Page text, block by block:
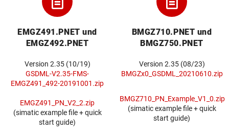
EMGZ491.PNET und
EMGZ492.PNET
Version 2.35 (10/19)
GSDML-V2.35-FMS-
EMGZ491_492-20191001.zip
EMGZ491_PN_V2_2.zip
(simatic example file + quick
start guide)
BMGZ710.PNET und
BMGZ750.PNET
Version 2.35 (08/23)
BMGZx0_GSDML_20210610.zip
BMGZ710_PN_Example_V1_0.zip
(simatic example file + quick
start guide)